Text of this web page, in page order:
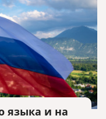
языка и на